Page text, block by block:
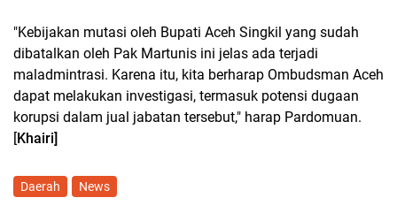
"Kebijakan mutasi oleh Bupati Aceh Singkil yang sudah
dibatalkan oleh Pak Martunis ini jelas ada terjadi
maladmintrasi. Karena itu, kita berharap Ombudsman Aceh
dapat melakukan investigasi, termasuk potensi dugaan
korupsi dalam jual jabatan tersebut," harap Pardomuan.
[Khairi]
Daerah News